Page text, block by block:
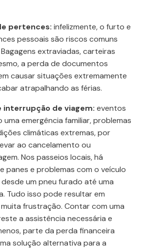
pertences:infelizmente, o furto e
pessoais são riscos comuns
extraviadas, carteiras
a perda de documentos
causar situações extremamente
atrapalhando as férias.
interrupção de viagem:eventos
emergência familiar, problemas
climáticas extremas, por
ao cancelamento ou
Nos passeios locais, há
panes e problemas com o veículo
um pneu furado até uma
Tudo isso pode resultar em
frustração. Contar com uma
a assistência necessária e
parte da perda financeira
solução alternativa para a